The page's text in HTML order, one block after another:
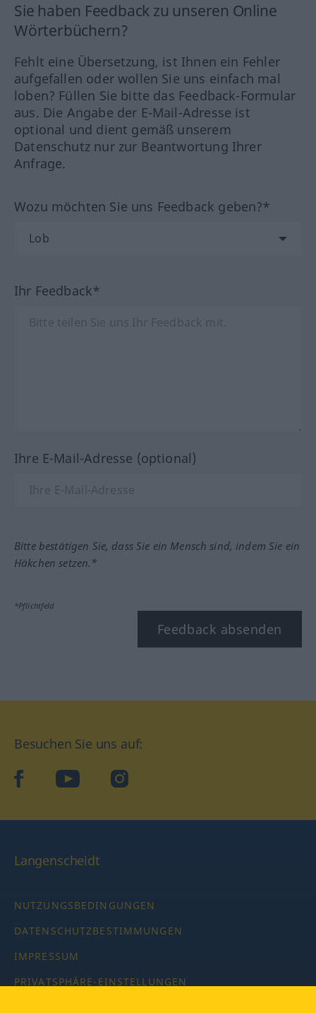
Sie haben Feedback zu unseren Online
Wörterbüchern?
Fehlt eine Übersetzung, ist Ihnen ein Fehler
aufgefallen oder wollen Sie uns einfach mal
loben? Füllen Sie bitte das Feedback-Formular
aus. Die Angabe der E-Mail-Adresse ist
optional und dient gemäß unserem
Datenschutz nur zur Beantwortung Ihrer
Anfrage.
Wozu möchten Sie uns Feedback geben?*
Ihr Feedback*
Ihre E-Mail-Adresse (optional)
Bitte bestätigen Sie, dass Sie ein Mensch sind, indem Sie ein
Häkchen setzen.*
*Pflichtfeld
Feedback absenden
Besuchen Sie uns auf:
facebookYouTube Instagram
Langenscheidt
NUTZUNGSBEDINGUNGEN
DATENSCHUTZBESTIMMUNGEN
IMPRESSUM
PRIVATSPHÄRE-EINSTELLUNGEN